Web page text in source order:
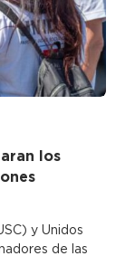
los
y Unidos
de las